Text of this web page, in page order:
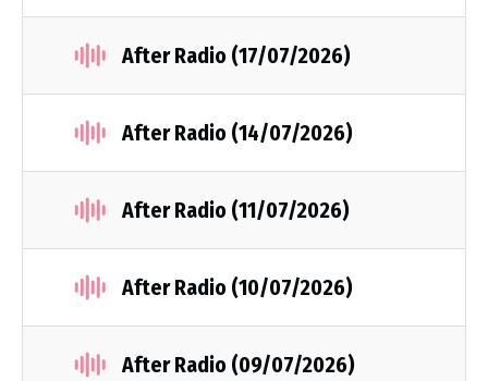
After Radio (17/07/2026)
After Radio (14/07/2026)
After Radio (11/07/2026)
After Radio (10/07/2026)
After Radio (09/07/2026)